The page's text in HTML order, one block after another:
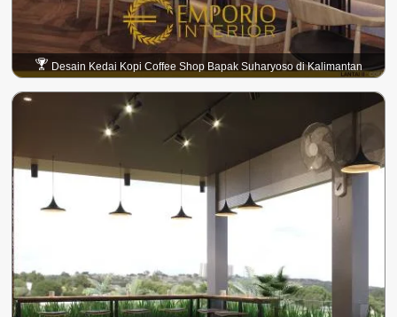
Desain Kedai Kopi Coffee Shop Bapak Suharyoso di Kalimantan